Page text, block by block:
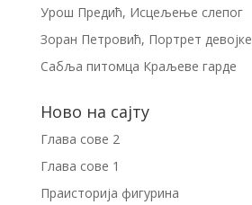
Урош Предић, Исцељење слепог
Зоран Петровић, Портрет девојке
Сабља питомца Краљеве гарде
Ново на сајту
Глава сове 2
Глава сове 1
Праисторија фигурина